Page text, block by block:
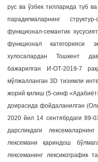
рус ва ўзбек тилларида туб
парадигмаларнинг
функционал-семантик
функционал категорияси
хулосалардан Тошкент
бажарилган И-ОТ-2019-7
мўлжалланган 3D тизимли
жорий қилиш (5-синф
доирасида фойдаланилган
2020 йил 14 сентябрдаги 89-
дарсликдаги
лексемани қариндош
лексеманинг лексикографик